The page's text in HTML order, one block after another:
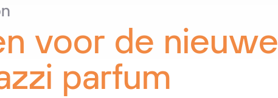
voor de nieuwe
parfum